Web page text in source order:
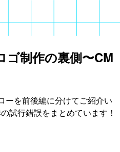
ゴ制作の裏側〜CM
ーを前後編に分けてご紹介い
試行錯誤をまとめています！